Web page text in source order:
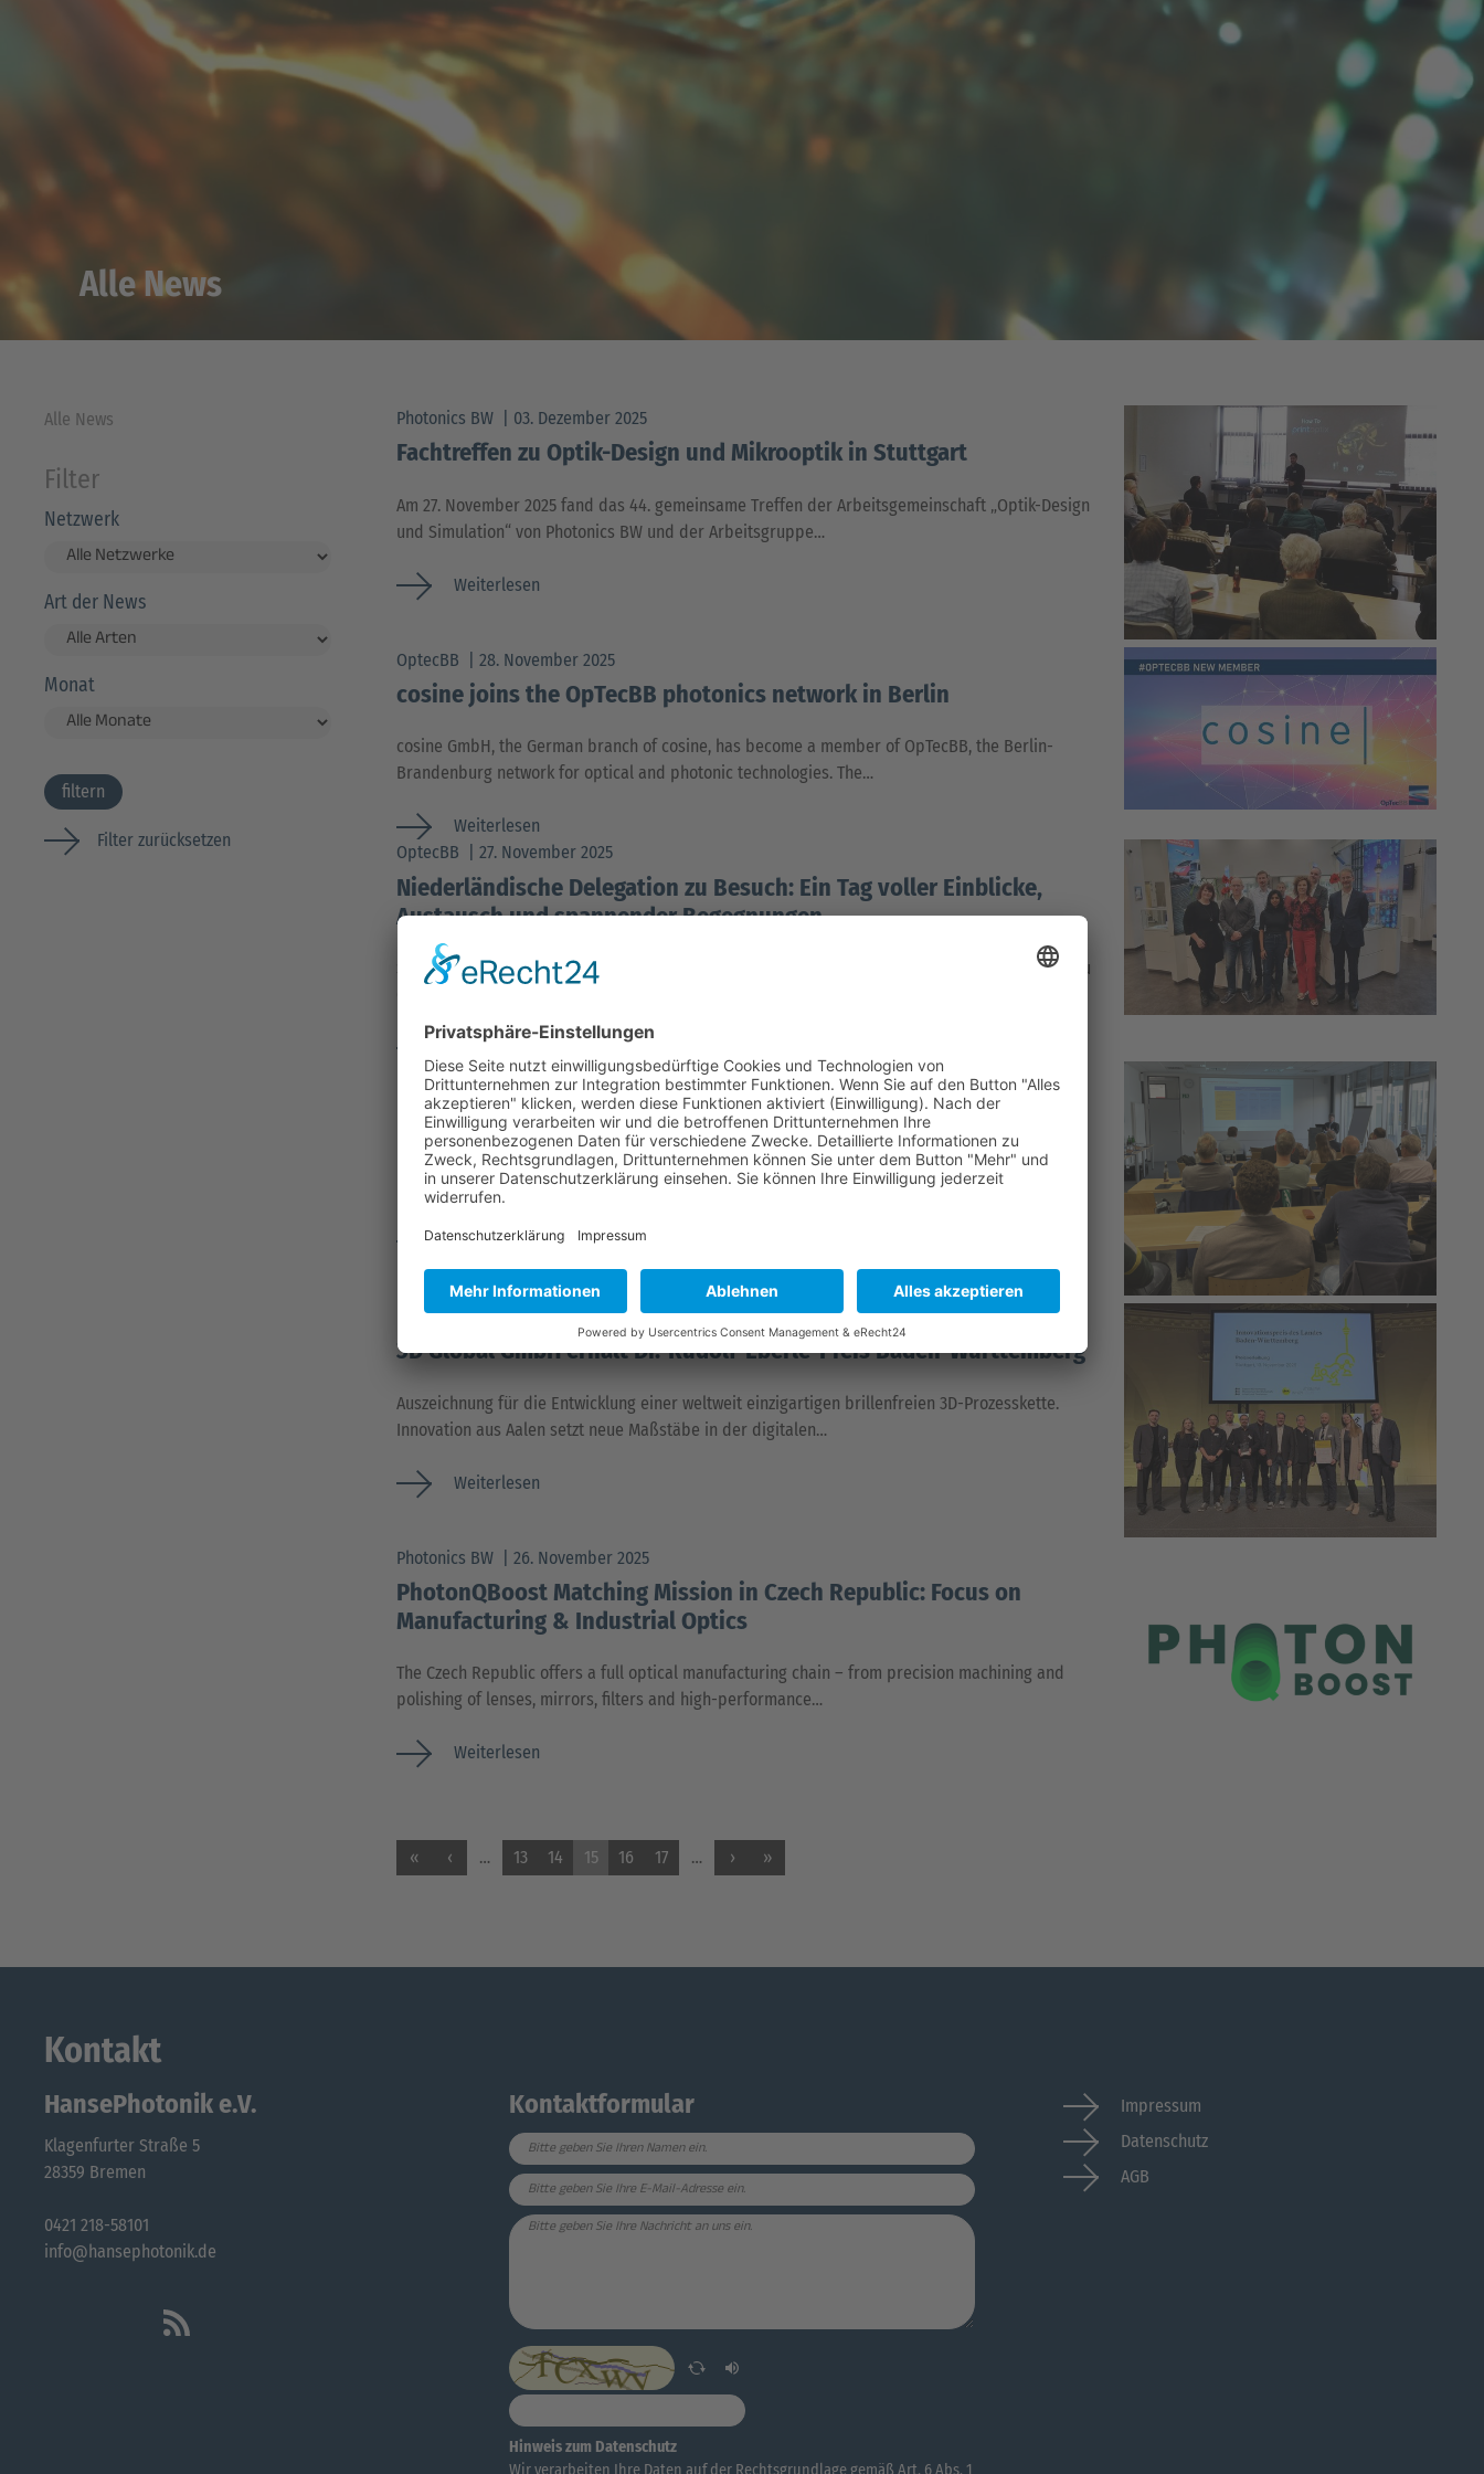
Alle News
Alle News
Filter
Netzwerk
Art der News
Monat
filtern
Filter zurücksetzen
Photonics BW 03. Dezember 2025
Fachtreffen zu Optik-Design und Mikrooptik in Stuttgart
Am 27. November 2025 fand das 44. gemeinsame Treffen der Arbeitsgemeinschaft „Optik-Design
und Simulation“ von Photonics BW und der Arbeitsgruppe…
Weiterlesen
OptecBB 28. November 2025
cosine joins the OpTecBB photonics network in Berlin
cosine GmbH, the German branch of cosine, has become a member of OpTecBB, the Berlin-
Brandenburg network for optical and photonic technologies. The…
Weiterlesen
OptecBB
27. November 2025
Niederländische Delegation zu Besuch: Ein Tag voller Einblicke,
Austausch und spannender Begegnungen
Seit Dienstag haben wir das große Vergnügen, eine Delegation aus den Niederlanden bei uns zu
Weiterlesen
Photonics BW
26. November 2025
Faszinierende Einblicke: Optik in der Medizin und Biotechnologie
Das Institut für Lasertechnologien in der Medizin und Meßtechnik an der Universität Ulm (ILM)
begrüßte über 30 Teilnehmende zum AG-Treffen am 13.…
Weiterlesen
Photonics BW 26. November 2025
3D Global GmbH erhält Dr.-Rudolf-Eberle-Preis Baden-Württemberg
Auszeichnung für die Entwicklung einer weltweit einzigartigen brillenfreien 3D-Prozesskette.
Innovation aus Aalen setzt neue Maßstäbe in der digitalen…
Weiterlesen
Photonics BW 26. November 2025
PhotonQBoost Matching Mission in Czech Republic: Focus on
Manufacturing & Industrial Optics
The Czech Republic offers a full optical manufacturing chain – from precision machining and
polishing of lenses, mirrors, filters and high-performance…
Weiterlesen
« ‹ … 13 14 15 16 17 … › »
Kontakt
HansePhotonik e.V.
Klagenfurter Straße 5
28359 Bremen
0421 218-58101
info@hansephotonik.de
Kontaktformular
Hinweis zum Datenschutz
Wir verarbeiten Ihre Daten auf der Rechtsgrundlage gemäß Art. 6 Abs. 1
Impressum
Datenschutz
AGB